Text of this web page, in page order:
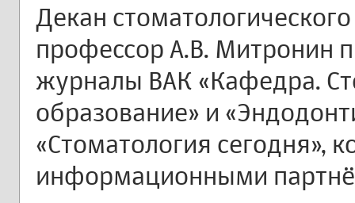
Декан
профессор А.В. Митронин
журналы ВАК «Кафедра.
образование» и
«Стоматология сегодня»,
информационными